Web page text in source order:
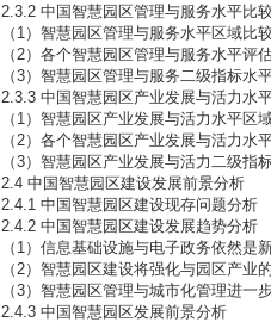
2.3.2 中国智慧园区管理与服务水平比
（1）智慧园区管理与服务水平区域比
（2）各个智慧园区管理与服务水平评
（3）智慧园区管理与服务二级指标水
2.3.3 中国智慧园区产业发展与活力水
（1）智慧园区产业发展与活力水平区
（2）各个智慧园区产业发展与活力水
（3）智慧园区产业发展与活力二级指
2.4 中国智慧园区建设发展前景分析
2.4.1 中国智慧园区建设现存问题分析
2.4.2 中国智慧园区建设发展趋势分析
（1）信息基础设施与电子政务依然是
（2）智慧园区建设将强化与园区产业
（3）智慧园区管理与城市化管理进一
2.4.3 中国智慧园区发展前景分析